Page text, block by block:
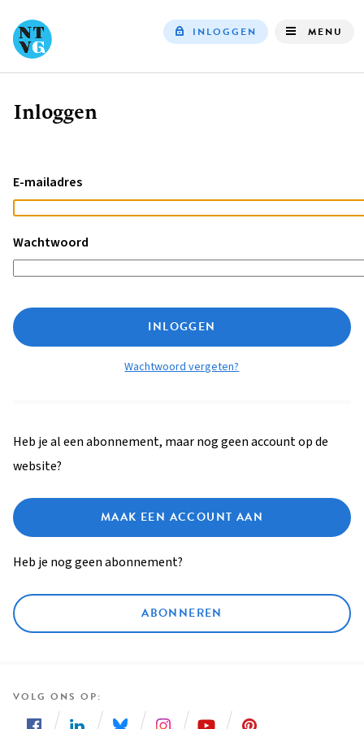
INLOGGEN MENU
Kruimelpad
Inloggen
E-mailadres
Wachtwoord
INLOGGEN
Wachtwoord vergeten?
Heb je al een abonnement, maar nog geen account op de
website?
MAAK EEN ACCOUNT AAN
Heb je nog geen abonnement?
ABONNEREN
VOLG ONS OP